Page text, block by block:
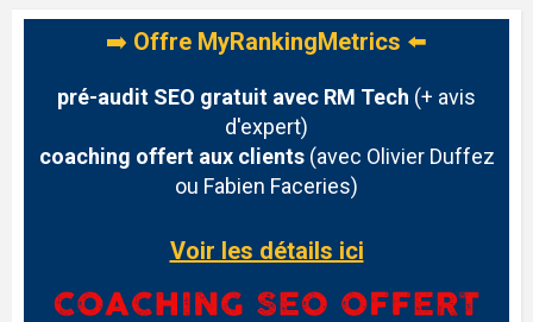
➡️ Offre MyRankingMetrics ⬅️
pré-audit SEO gratuit avec RM Tech (+ avis
d'expert)
coaching offert aux clients(avec Olivier Duffez
ou Fabien Faceries)
Voir les détails ici